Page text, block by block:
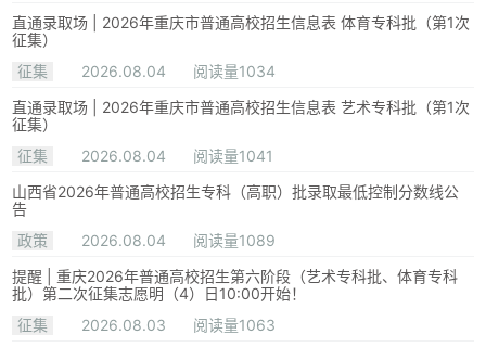
直通录取场 | 2026年重庆市普通高校招生信息表 体育专科批（第1次
征集）
征集
2026.08.04
阅读量1034
直通录取场 | 2026年重庆市普通高校招生信息表 艺术专科批（第1次
征集）
征集
2026.08.04
阅读量1041
山西省2026年普通高校招生专科（高职）批录取最低控制分数线公
告
政策
2026.08.04
阅读量1089
提醒 | 重庆2026年普通高校招生第六阶段（艺术专科批、体育专科
批）第二次征集志愿明（4）日10:00开始！
征集
2026.08.03 阅读量1063